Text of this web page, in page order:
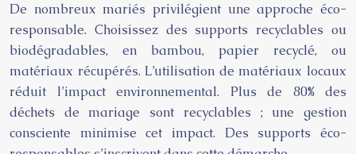
De nombreux mariés privilégient une approche éco-
responsable. Choisissez des supports recyclables ou
biodégradables, en bambou, papier recyclé, ou
matériaux récupérés. L’utilisation de matériaux locaux
réduit l’impact environnemental. Plus de 80% des
déchets de mariage sont recyclables ; une gestion
consciente minimise cet impact. Des supports éco-